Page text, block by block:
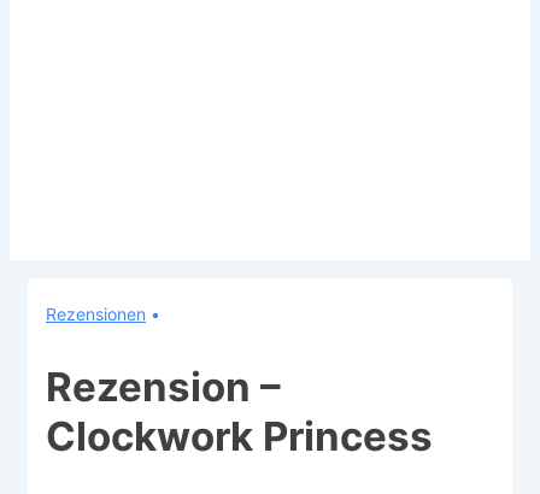
Rezensionen
Rezension –
Clockwork Princess